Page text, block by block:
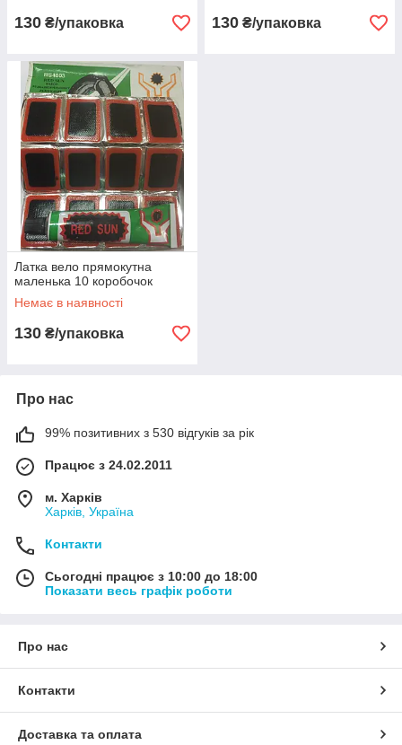
130 ₴/упаковка 130 ₴/упаковка
Латка вело прямокутна
маленька 10 коробочок
Немає в наявності
130 ₴/упаковка
Про нас
99% позитивних з 530 відгуків за рік
Працює з 24.02.2011
м. Харків
Харків, Україна
Контакти
Сьогодні працює з 10:00 до 18:00
Показати весь графік роботи
Про нас
Контакти
Доставка та оплата